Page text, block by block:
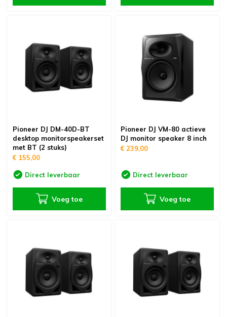
Pioneer DJ DM-40D-BT
desktop monitorspeakerset
met BT (2 stuks)
€ 155,00
Direct leverbaar
Voeg toe
Pioneer DJ VM-80 actieve
DJ monitor speaker 8 inch
€ 239,00
Direct leverbaar
Voeg toe